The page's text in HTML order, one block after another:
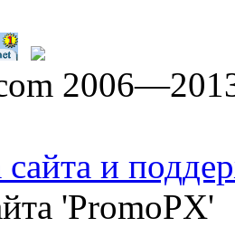
сайта и
'PromoPX'